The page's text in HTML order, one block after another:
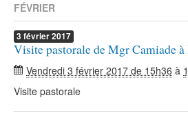
FÉVRIER
3 février2017
Visite pastorale de Mgr Camiade
Vendredi 3 février 2017 de 15h36 à
Visite pastorale